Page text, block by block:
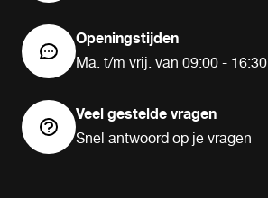
Openingstijden
Ma. t/m vrij. van 09:00 - 16:30
Veel gestelde vragen
Snel antwoord op je vragen